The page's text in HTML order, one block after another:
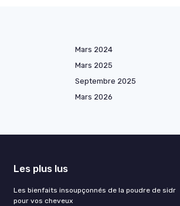
Mars 2024
Mars 2025
Septembre 2025
Mars 2026
Les plus lus
Les bienfaits insoupçonnés de la poudre de sidr
pour vos cheveux